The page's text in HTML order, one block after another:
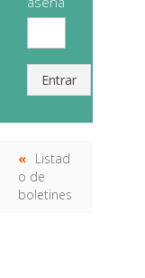
Entrar
Listad
o de
boletines